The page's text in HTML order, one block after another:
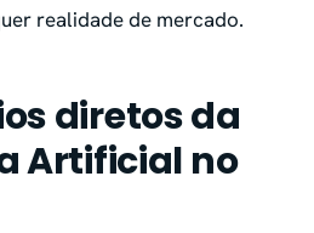
realidade de mercado.
diretos da
Artificial no